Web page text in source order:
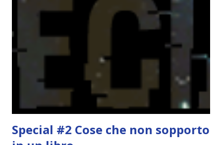
Per farvi un esempio nel 2015 mi sembra di aver letto
troppi libri impegnativi e davvero pochi libri "leggeri", il
che non è sempre un bene. Credo che sia stata la principale
causa per il mio calo di letture. Comunque, ogni mese -
nessun giorno fisso, però - pubblicherò questo post.
Spero che la rubrica sia di vostro gradimento. GENNAIO
TBR+OBIETTIVI Questa è la mia tbr del mese...
Special #2 Cose che non sopporto